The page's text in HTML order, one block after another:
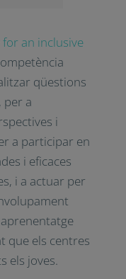
an inclusive
qüestions
per a
i
a participar en
i eficaces
i a actuar per
aprenentatge
que els centres
els joves.